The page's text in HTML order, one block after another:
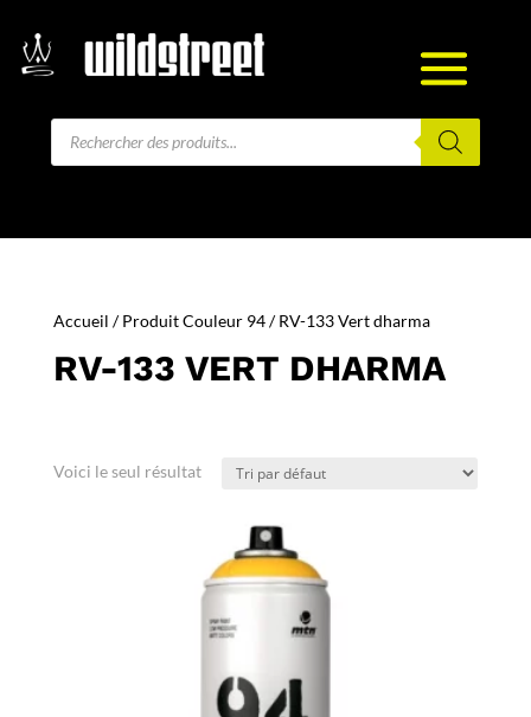
Recherche
Accueil / Produit Couleur 94 / RV-133 Vert dharma
RV-133 VERT DHARMA
Voici le seul résultat